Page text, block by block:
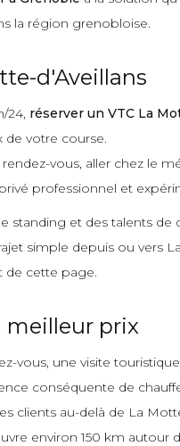
la région grenobloise.
d'Aveillans
24, réserver un VTC La
de votre course.
vous, aller chez le
professionnel et
standing et des talents
simple depuis ou vers
de cette page.
meilleur prix
vous, une visite
conséquente de
clients au-delà de La
environ 150 km autour